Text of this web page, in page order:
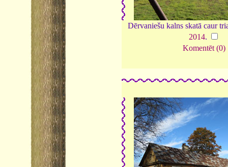
Dērvaniešu kalns skatā caur
2014.
Komentēt (0)